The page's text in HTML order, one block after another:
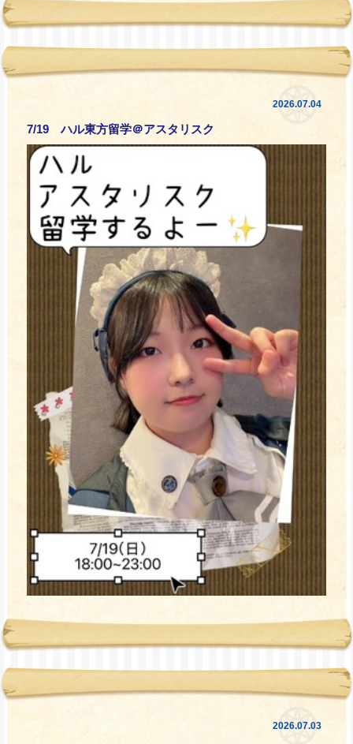
2026.07.04
7/19 ハル東方留学＠アスタリスク
2026.07.03